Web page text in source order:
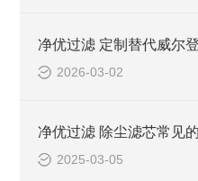
2026-03-02
2025-03-05